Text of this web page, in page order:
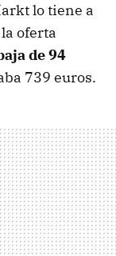
lo tiene a
oferta
de 94
739 euros.